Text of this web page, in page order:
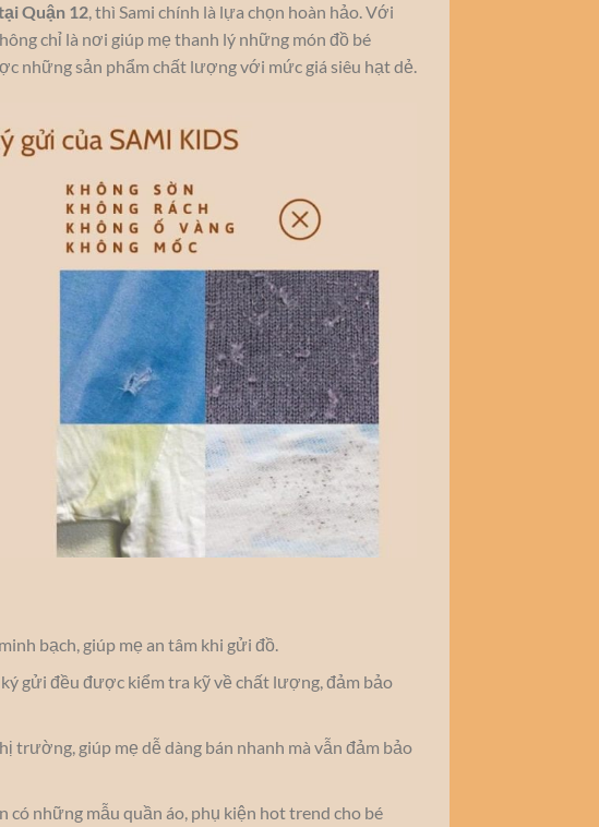
Quận 12, thì Sami chính là lựa chọn hoàn hảo. Với
chỉ là nơi giúp mẹ thanh lý những món đồ bé
những sản phẩm chất lượng với mức giá siêu hạt dẻ.
bạch, giúp mẹ an tâm khi gửi đồ.
ký gửi đều được kiểm tra kỹ về chất lượng, đảm bảo
trường, giúp mẹ dễ dàng bán nhanh mà vẫn đảm bảo
có những mẫu quần áo, phụ kiện hot trend cho bé